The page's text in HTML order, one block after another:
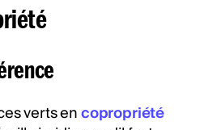
verts encopropriété